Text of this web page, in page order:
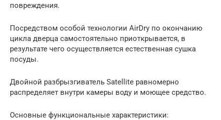
повреждения.
Посредством особой технологии AirDry по окончанию
цикла дверца самостоятельно приоткрывается, в
результате чего осуществляется естественная сушка
посуды.
Двойной разбрызгиватель Satellite равномерно
распределяет внутри камеры воду и моющее средство.
Основные функциональные характеристики: